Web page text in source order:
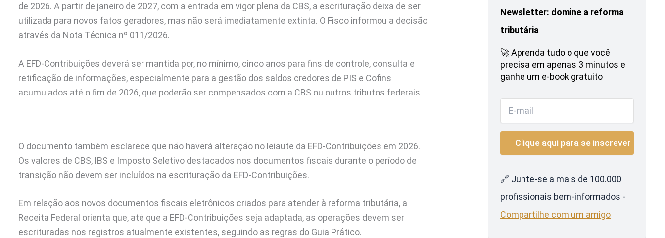
de 2026. A partir de janeiro de 2027, com a entrada em vigor plena da CBS, a escrituração deixa de ser
utilizada para novos fatos geradores, mas não será imediatamente extinta. O Fisco informou a decisão
através da Nota Técnica nº 011/2026.
A EFD-Contribuições deverá ser mantida por, no mínimo, cinco anos para fins de controle, consulta e
retificação de informações, especialmente para a gestão dos saldos credores de PIS e Cofins
acumulados até o fim de 2026, que poderão ser compensados com a CBS ou outros tributos federais.
O documento também esclarece que não haverá alteração no leiaute da EFD-Contribuições em 2026.
Os valores de CBS, IBS e Imposto Seletivo destacados nos documentos fiscais durante o período de
transição não devem ser incluídos na escrituração da EFD-Contribuições.
Em relação aos novos documentos fiscais eletrônicos criados para atender à reforma tributária, a
Receita Federal orienta que, até que a EFD-Contribuições seja adaptada, as operações devem ser
escrituradas nos registros atualmente existentes, seguindo as regras do Guia Prático.
Newsletter: domine a reforma
tributária
🚀 Aprenda tudo o que você
precisa em apenas 3 minutos e
ganhe um e-book gratuito
🔗 Junte-se a mais de 100.000
profissionais bem-informados -
Compartilhe com um amigo